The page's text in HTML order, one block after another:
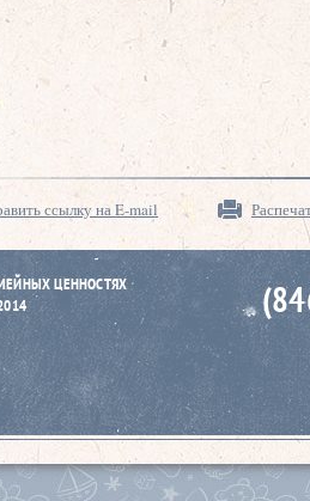
ссылку на E-mail
ЦЕННОСТЯХ